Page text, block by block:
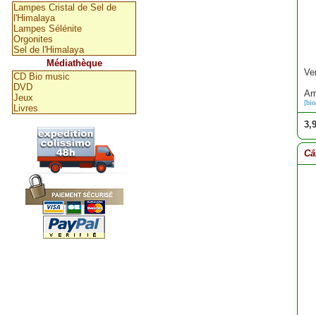
Lampes Cristal de Sel de
l'Himalaya
Lampes Sélénite
Orgonites
Sel de l'Himalaya
Médiathèque
CD Bio music
DVD
Jeux
Livres